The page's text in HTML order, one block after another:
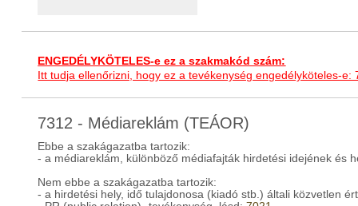
ENGEDÉLYKÖTELES-e ez a szakmakód szám:
Itt tudja ellenőrizni, hogy ez a tevékenység engedélyköteles-e:
7312 - Médiareklám (TEÁOR)
Ebbe a szakágazatba tartozik:
- a médiareklám, különböző médiafajták hirdetési idejének és
Nem ebbe a szakágazatba tartozik:
- a hirdetési hely, idő tulajdonosa (kiadó stb.) általi közvetlen